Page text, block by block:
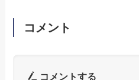
コメント
コメントする